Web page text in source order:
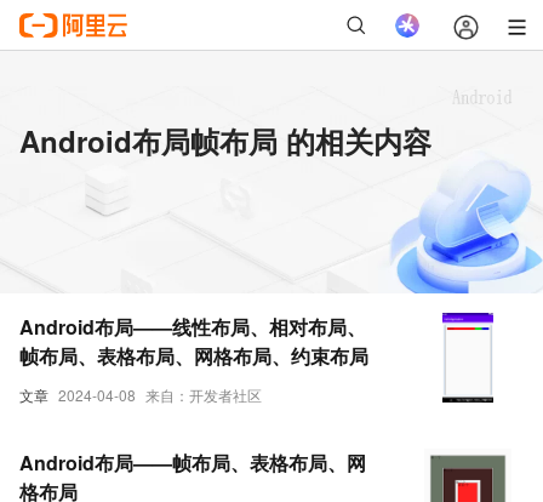
Android布局帧布局 的相关内容
文章 2024-04-08 来自：开发者社区
Android布局——线性布局、相对布局、
帧布局、表格布局、网格布局、约束布局
Android布局——帧布局、表格布局、网
格布局